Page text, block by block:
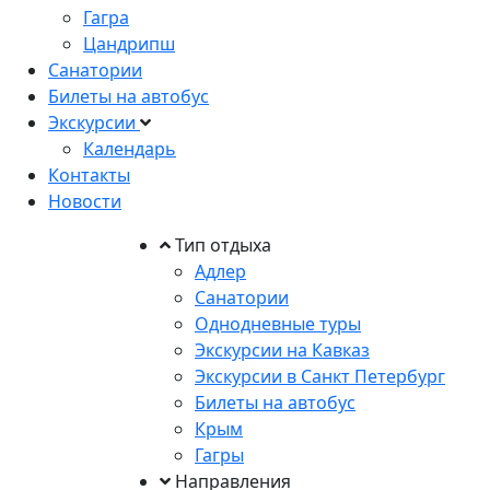
Гагра
Цандрипш
Санатории
Билеты на автобус
Экскурсии
Календарь
Контакты
Новости
Тип отдыха
Адлер
Санатории
Однодневные туры
Экскурсии на Кавказ
Экскурсии в Санкт Петербург
Билеты на автобус
Крым
Гагры
Направления